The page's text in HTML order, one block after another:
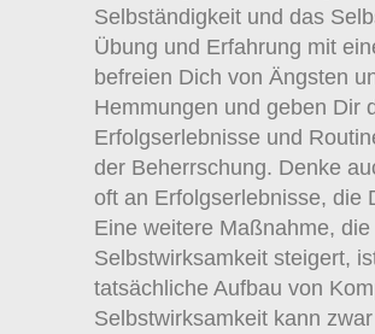
Selbständigkeit und das
Übung und Erfahrung mit
befreien Dich von Ängsten
Hemmungen und geben Dir
Erfolgserlebnisse und
der Beherrschung. Denke
oft an Erfolgserlebnisse, die
Eine weitere Maßnahme, die
Selbstwirksamkeit steigert,
tatsächliche Aufbau von
Selbstwirksamkeit kann